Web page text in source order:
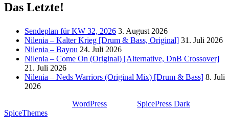
Das Letzte!
Sendeplan für KW 32, 2026 3. August 2026
Nilenia – Kalter Krieg [Drum & Bass, Original] 31. Juli 2026
Nilenia – Bayou 24. Juli 2026
Nilenia – Come On (Original) [Alternative, DnB Crossover]
21. Juli 2026
Nilenia – Neds Warriors (Original Mix) [Drum & Bass] 8. Juli
2026
WordPress SpicePress Dark
SpiceThemes